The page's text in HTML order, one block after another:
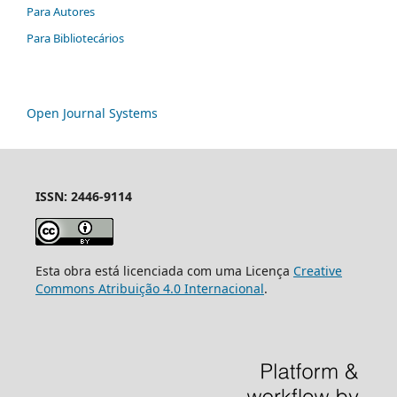
Para Autores
Para Bibliotecários
Open Journal Systems
ISSN: 2446-9114
Esta obra está licenciada com uma Licença Creative
Commons Atribuição 4.0 Internacional.